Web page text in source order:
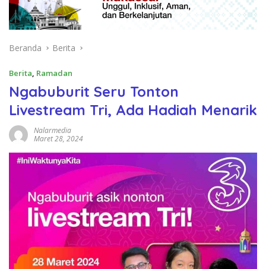
Beranda Berita
Berita, Ramadan
Ngabuburit Seru Tonton
Livestream Tri, Ada Hadiah Menarik
Nalarmedia
Maret 28, 2024